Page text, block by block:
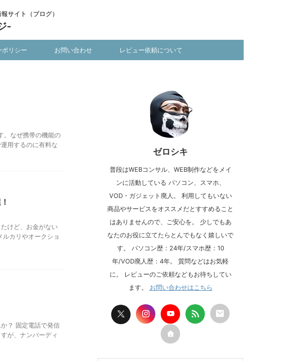
サイト（ブログ）
-
ポリシー お問い合わせ レビュー依頼について
。なぜ携帯の機能の
用するのに有料な
けど、お金がない
カリやオークショ
？ 固定電話で発信
が、ナンバーディ
ゼロシキ
普段はWEBコンサル、WEB制作などをメイ
ンに活動している パソコン、スマホ、
VOD・ガジェット廃人。 利用してもいない
商品やサービスをオススメだとすすめること
はありませんので、ご安心を。 少しでもあ
なたのお役に立てたらとんでもなく嬉しいで
す。 パソコン歴：24年/スマホ歴：10
年/VOD廃人歴：4年。 質問などはお気軽
に。 レビューのご依頼などもお待ちしてい
ます。 お問い合わせはこちら